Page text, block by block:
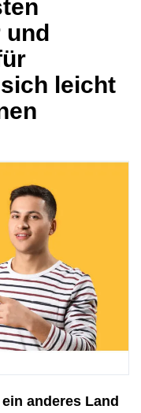
und
leicht
anderes Land